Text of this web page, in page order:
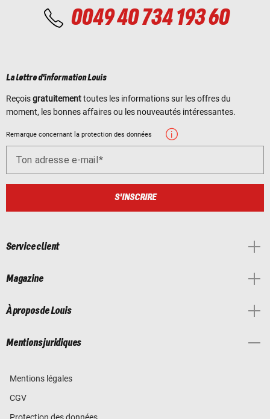
0049 40 734 193 60
La lettre d'information Louis
Reçoisgratuitementtoutes les informations sur les offres du
moment, les bonnes affaires ou les nouveautés intéressantes.
Remarque concernant la protection des données
Ton adresse e-mail
S'INSCRIRE
Service client
Magazine
À propos de Louis
Mentions juridiques
Mentions légales
CGV
Protection des données